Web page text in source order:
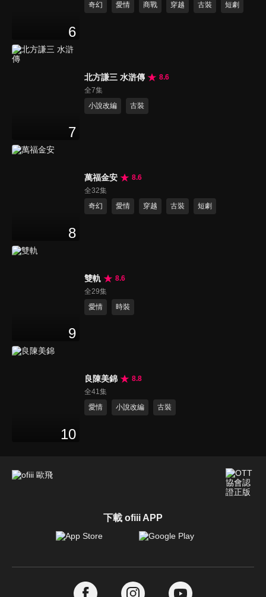
6
奇幻
愛情 商戰 穿越 古裝 短劇
7
北方謙三 水滸傳
8.6
全7集
小說改編
古裝
8
萬福金安
8.6
全32集
奇幻
愛情 穿越 古裝 短劇
9
雙軌
8.6
全29集
愛情
時裝
10
良陳美錦
8.8
全41集
愛情
小說改編 古裝
下載 ofiii APP